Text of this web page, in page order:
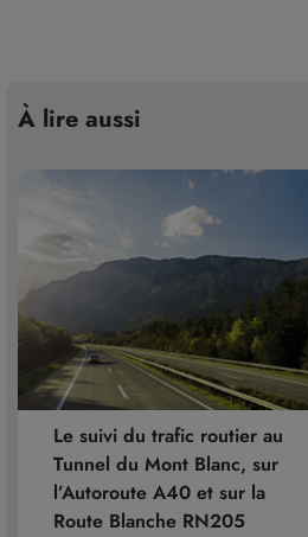
À lire aussi
Le suivi du trafic routier au
Tunnel du Mont Blanc, sur
l’Autoroute A40 et sur la
Route Blanche RN205